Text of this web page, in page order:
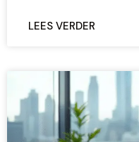
LEES VERDER